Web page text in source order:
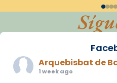
Arquebisbat de
1 week ago